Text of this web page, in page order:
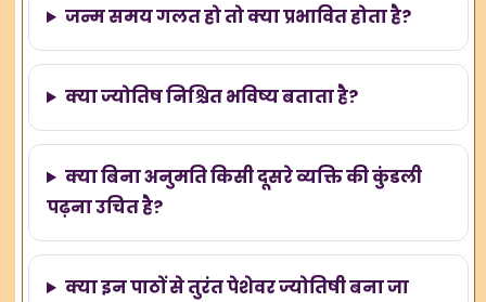
जन्म समय गलत हो तो क्या प्रभावित होता है?
क्या ज्योतिष निश्चित भविष्य बताता है?
क्या बिना अनुमति किसी दूसरे व्यक्ति की कुंडली
पढ़ना उचित है?
क्या इन पाठों से तुरंत पेशेवर ज्योतिषी बना जा